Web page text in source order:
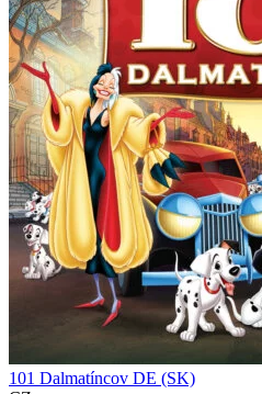
101 Dalmatíncov DE (SK)